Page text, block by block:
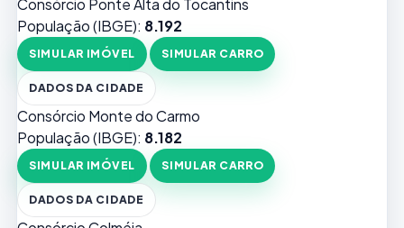
Consórcio Ponte Alta do Tocantins
População (IBGE): 8.192
SIMULAR IMÓVEL SIMULAR CARRO
DADOS DA CIDADE
Consórcio Monte do Carmo
População (IBGE): 8.182
SIMULAR IMÓVEL SIMULAR CARRO
DADOS DA CIDADE